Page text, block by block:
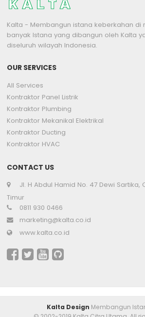
Kalta - Membangun istana keberkahan di
banyak Istana yang dibangun oleh Kalta
diseluruh wilayah Indonesia.
OUR SERVICES
All Services
Kontraktor Panel Listrik
Kontraktor Plumbing
Kontraktor Mekanikal Elektrikal
Kontraktor Ducting
Kontraktor HVAC
CONTACT US
Jl. H Abdul Hamid No. 47 Dewi Sartika,
Timur
0811 930 0466
marketing@kalta.co.id
www.kalta.co.id
Kalta Design Membangun